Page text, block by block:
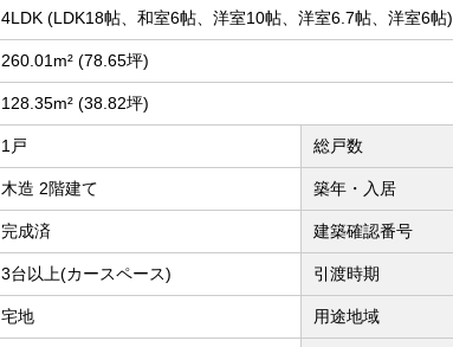
4LDK (LDK18帖、和室6帖、洋室10帖、洋室6.7帖、洋室6帖)
260.01m² (78.65坪)
128.35m² (38.82坪)
1戸 総戸数
木造 2階建て 築年・入居
完成済 建築確認番号
3台以上(カースペース) 引渡時期
宅地 用途地域